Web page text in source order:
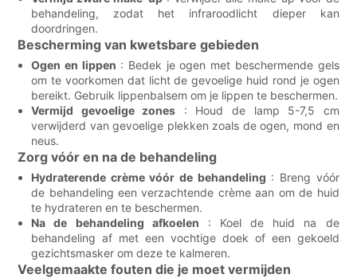
behandeling, zodat het infraroodlicht dieper kan
doordringen.
Bescherming van kwetsbare gebieden
Ogen en lippen : Bedek je ogen met beschermende gels
om te voorkomen dat licht de gevoelige huid rond je ogen
bereikt. Gebruik lippenbalsem om je lippen te beschermen.
Vermijd gevoelige zones : Houd de lamp 5-7,5 cm
verwijderd van gevoelige plekken zoals de ogen, mond en
neus.
Zorg vóór en na de behandeling
Hydraterende crème vóór de behandeling : Breng vóór
de behandeling een verzachtende crème aan om de huid
te hydrateren en te beschermen.
Na de behandeling afkoelen : Koel de huid na de
behandeling af met een vochtige doek of een gekoeld
gezichtsmasker om deze te kalmeren.
Veelgemaakte fouten die je moet vermijden